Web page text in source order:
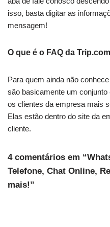
isso, basta digitar as
mensagem!
O que é o FAQ da
Para quem ainda não
são basicamente um
os clientes da empresa mais
Elas estão dentro do site da
cliente.
4 comentários em
Telefone, Chat Online,
mais!”